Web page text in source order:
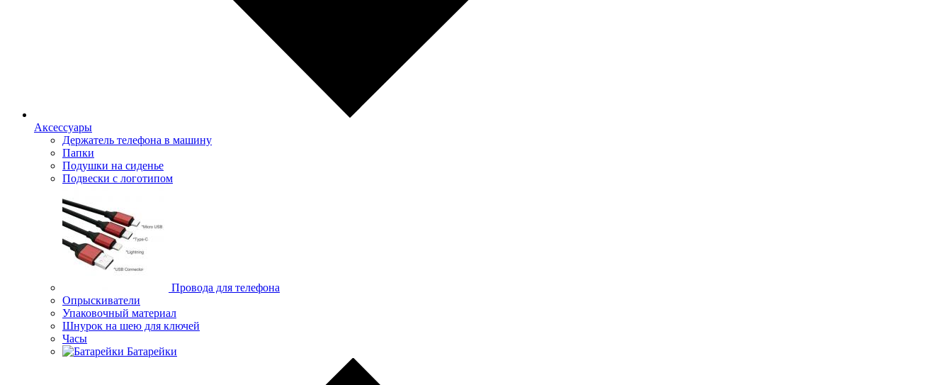
Аксессуары
Держатель телефона в машину
Папки
Подушки на сиденье
Подвески с логотипом
Провода для телефона
Опрыскиватели
Упаковочный материал
Шнурок на шею для ключей
Часы
Батарейки